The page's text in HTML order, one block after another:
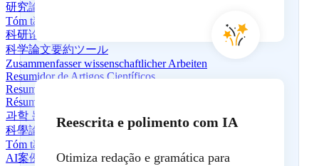
研究論文摘要生成器
Tóm tắt Bài nghiên cứu
科研论文摘要生成器
科学論文要約ツール
Zusammenfasser wissenschaftlicher Arbeiten
Resumidor de Artigos Científicos
Resumidor de Artículos Científicos
Résumé de Papier Scientifique
과학 논문 요약기
科學論文摘要器
Tóm tắt tài liệu khoa học
AI案例研究生成器
Reescrita e polimento com IA
Otimiza redação e gramática para